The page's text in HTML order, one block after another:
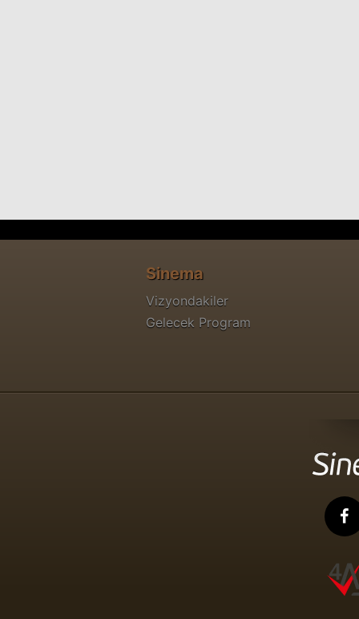
Sinema
Vizyondakiler
Gelecek Program